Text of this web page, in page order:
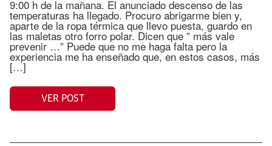
9:00 h de la mañana. El anunciado descenso de las
temperaturas ha llegado. Procuro abrigarme bien y,
aparte de la ropa térmica que llevo puesta, guardo en
las maletas otro forro polar. Dicen que ” más vale
prevenir …” Puede que no me haga falta pero la
experiencia me ha enseñado que, en estos casos, más
[…]
VER POST